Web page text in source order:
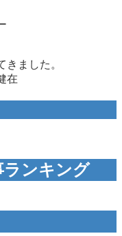
きました。
在
ランキング